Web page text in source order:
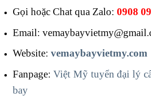
Gọi hoặc Chat qua Zalo: 0908
Email:
Website: vemaybayvietmy.com
Fanpage:Việt Mỹ tuyển đại lý
bay